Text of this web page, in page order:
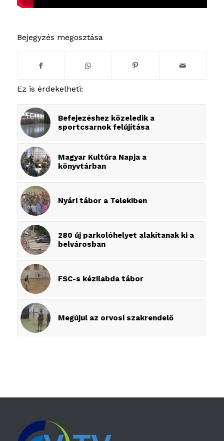
Bejegyzés megosztása
Ez is érdekelheti:
Befejezéshez közeledik a
sportcsarnok felújítása
Magyar Kultúra Napja a
könyvtárban
Nyári tábor a Telekiben
280 új parkolóhelyet alakítanak ki a
belvárosban
FSC-s kézilabda tábor
Megújul az orvosi szakrendelő